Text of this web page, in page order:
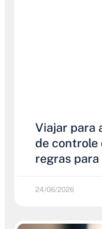
Viajar para
de controle
regras
24/06/2026